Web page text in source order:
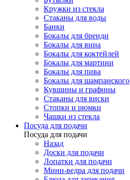
Кружки из стекла
Стаканы для воды
Банки
Бокалы для бренди
Бокалы для вина
Бокалы для коктейлей
Бокалы для мартини
Бокалы для пива
Бокалы для шампанского
Кувшины и графины
Стаканы для виски
Стопки и рюмки
Чашки из стекла
Посуда для подачи
Посуда для подачи
Назад
Доски для подачи
Лопатки для подачи
Мини-ведра для подачи